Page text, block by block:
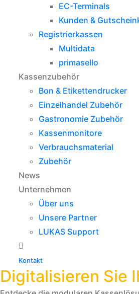
EC-Terminals
Kunden &
Registrierkassen
Multidata
primasello
Kassenzubehör
Bon & Etikettendrucker
Einzelhandel Zubehör
Gastronomie Zubehör
Kassenmonitore
Verbrauchsmaterial
Zubehör
News
Unternehmen
Über uns
Unsere Partner
LUKAS Support
Kontakt
Digitalisieren Sie